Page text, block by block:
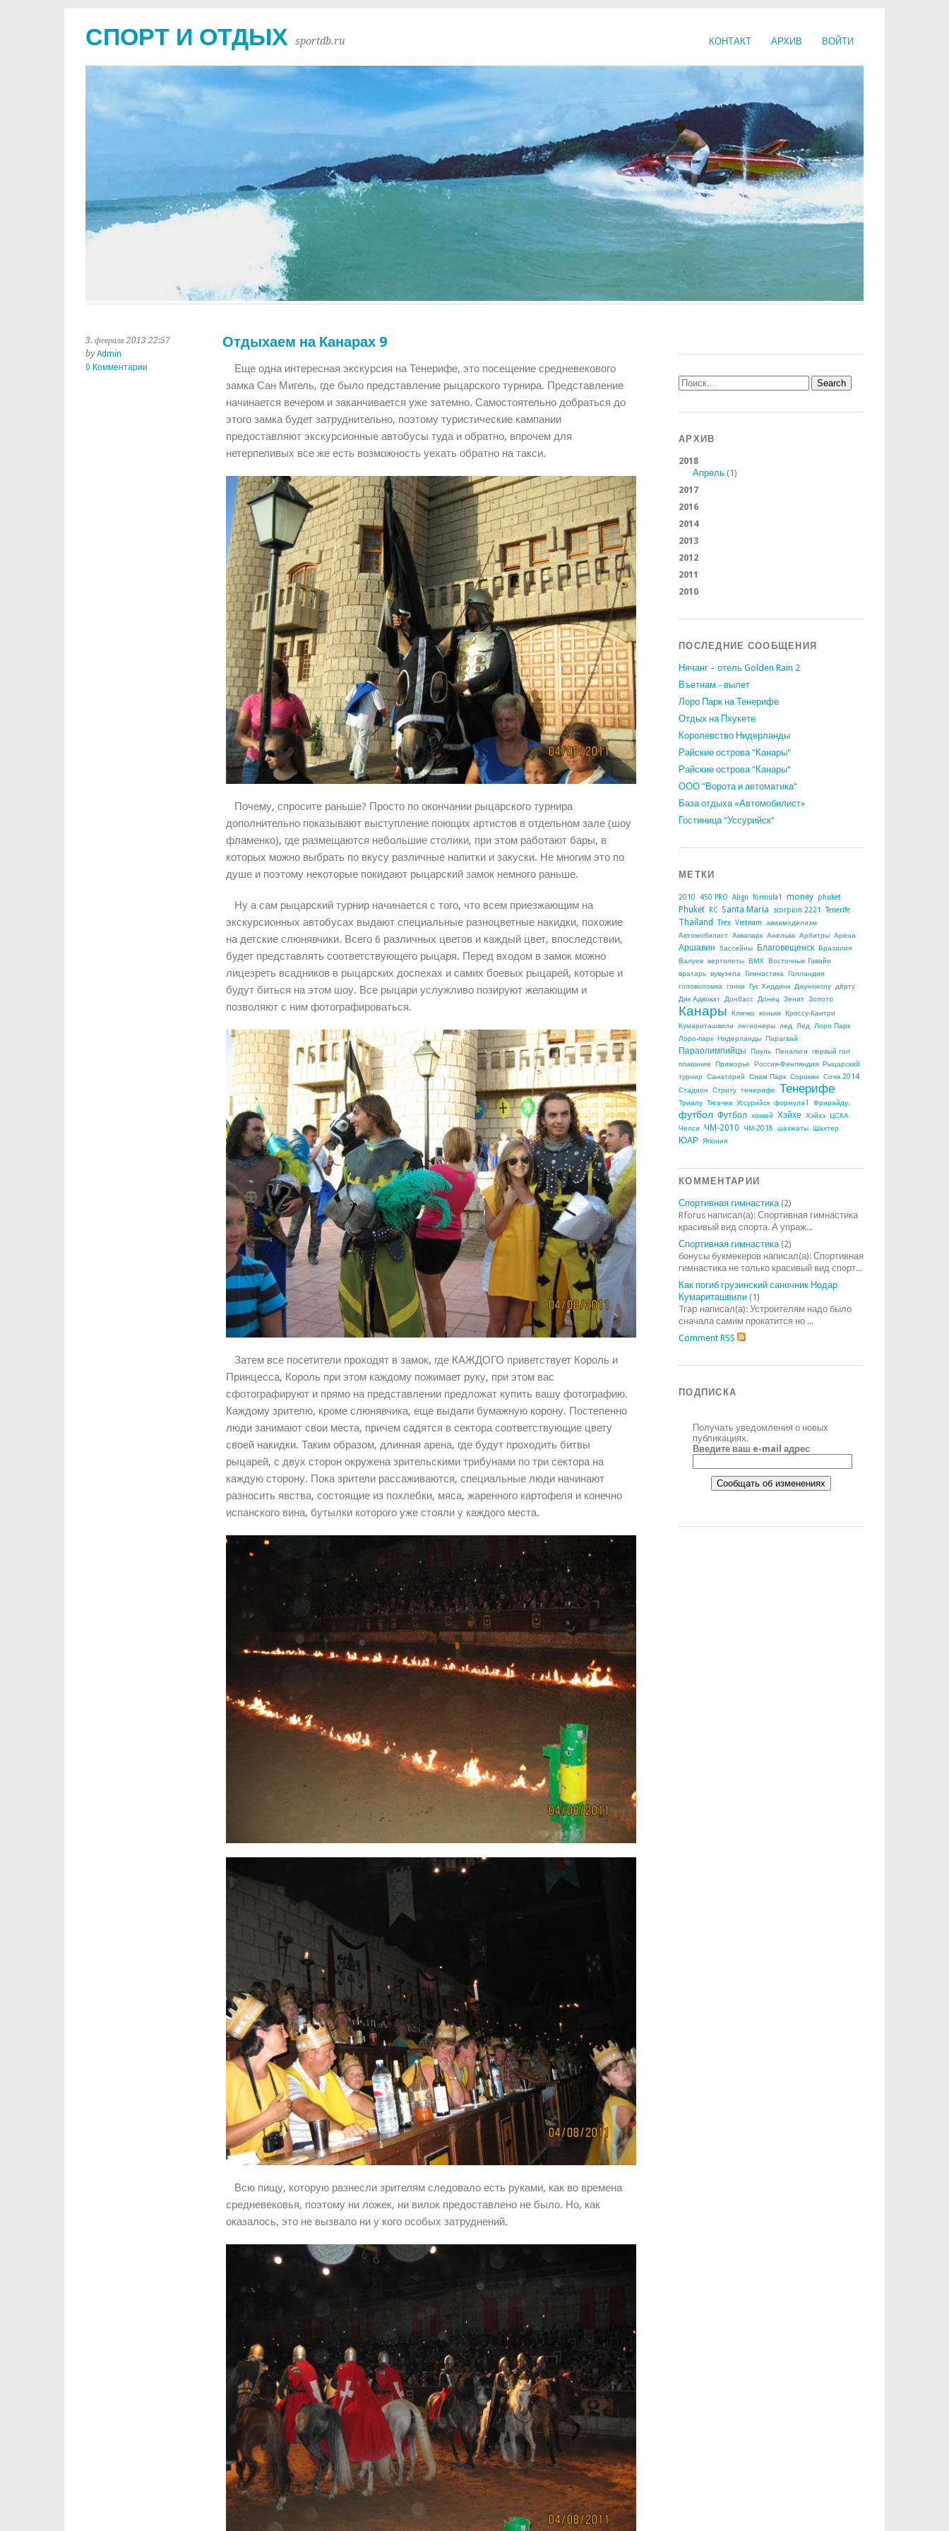
КОНТАКТ АРХИВ ВОЙТИ
СПОРТ И ОТДЫХ sportdb.ru
3. февраля 2013 22:57
by Admin
0 Комментарии
Отдыхаем на Канарах 9
Еще одна интересная экскурсия на Тенерифе, это посещение средневекового
замка Сан Мигель, где было представление рыцарского турнира. Представление
начинается вечером и заканчивается уже затемно. Самостоятельно добраться до
этого замка будет затруднительно, поэтому туристические кампании
предоставляют экскурсионные автобусы туда и обратно, впрочем для
нетерпеливых все же есть возможность уехать обратно на такси.
Почему, спросите раньше? Просто по окончании рыцарского турнира
дополнительно показывают выступление поющих артистов в отдельном зале (шоу
фламенко), где размещаются небольшие столики, при этом работают бары, в
которых можно выбрать по вкусу различные напитки и закуски. Не многим это по
душе и поэтому некоторые покидают рыцарский замок немного раньше.
Ну а сам рыцарский турнир начинается с того, что всем приезжающим на
экскурсионных автобусах выдают специальные разноцветные накидки, похожие
на детские слюнявчики. Всего 6 различных цветов и каждый цвет, впоследствии,
будет представлять соответствующего рыцаря. Перед входом в замок можно
лицезреть всадников в рыцарских доспехах и самих боевых рыцарей, которые и
будут биться на этом шоу. Все рыцари услужливо позируют желающим и
позволяют с ним фотографироваться.
Затем все посетители проходят в замок, где КАЖДОГО приветствует Король и
Принцесса, Король при этом каждому пожимает руку, при этом вас
сфотографируют и прямо на представлении предложат купить вашу фотографию.
Каждому зрителю, кроме слюнявчика, еще выдали бумажную корону. Постепенно
люди занимают свои места, причем садятся в сектора соответствующие цвету
своей накидки. Таким образом, длинная арена, где будут проходить битвы
рыцарей, с двух сторон окружена зрительскими трибунами по три сектора на
каждую сторону. Пока зрители рассаживаются, специальные люди начинают
разносить явства, состоящие из похлебки, мяса, жаренного картофеля и конечно
испанского вина, бутылки которого уже стояли у каждого места.
Всю пищу, которую разнесли зрителям следовало есть руками, как во времена
средневековья, поэтому ни ложек, ни вилок предоставлено не было. Но, как
оказалось, это не вызвало ни у кого особых затруднений.
АРХИВ
2018
Апрель (1)
2017
2016
2014
2013
2012
2011
2010
ПОСЛЕДНИЕ СООБЩЕНИЯ
Нячанг – отель Golden Rain 2
Въетнам - вылет
Лоро Парк на Тенерифе
Отдых на Пхукете
Королевство Нидерланды
Райские острова "Канары"
Райские острова "Канары"
ООО "Ворота и автоматика"
База отдыха «Автомобилист»
Гостиница "Уссурийск"
МЕТКИ
2010 450 PRO Align formula1 money phuket
Phuket RC Santa Maria scorpion 2221 Tenerife
Thailand Trex Vietnam
авиамоделизм
Автомобилист Аквапарк Анелька Арбитры Арена
Аршавин бассейны Благовещенск Бразилия
Валуев вертолеты ВМХ
Восточные Гавайи
вратарь вувузела Гимнастика
Голландия
головоломка
гонки Гус Хиддинк Даунхиллу
дёрту
Дик Адвокат
Донбасс Донец Зенит Золото
Канары Кличко коньки
Кроссу-Кантри
Кумариташвили
легионеры лед Лед
Лоро Парк
Лоро-парк Нидерланды Парагвай
Параолимпийцы Пауль Пенальти
первый гол
плавание
Приморье Россия-Финляндия Рыцарский
турнир Санаторий Сиам Парк Сорокин
Сочи 2014
Стадион
Стриту тенерифе Тенерифе
Триалу Тягачев Уссурийск формула1 Фрирайду.
футбол Футбол хоккей Хэйхе Хэйхэ ЦСКА
Челси
ЧМ-2010 ЧМ-2018 шахматы Шахтер
ЮАР Япония
КОММЕНТАРИИ
Спортивная гимнастика (2)
Rforus написал(а): Спортивная гимнастика
красивый вид спорта. А упраж...
Спортивная гимнастика (2)
бонусы букмекеров написал(а): Спортивная
гимнастика не только красивый вид спорт...
Как погиб грузинский саночник Нодар
Кумариташвили (1)
Trap написал(а): Устроителям надо было
сначала самим прокатится но ...
Comment RSS
ПОДПИСКА
Получать уведомления о новых
публикациях.
Введите ваш e-mail адрес